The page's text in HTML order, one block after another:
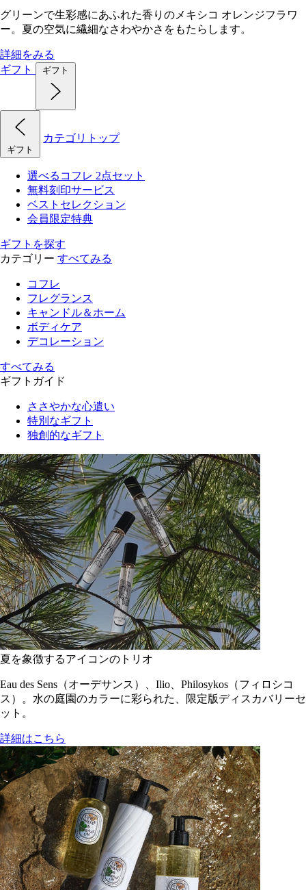
グリーンで生彩感にあふれた香りのメキシコ オレンジフラワ
ー。夏の空気に繊細なさわやかさをもたらします。
詳細をみる
ギフト
ギフト
ギフト
カテゴリトップ
選べるコフレ 2点セット
無料刻印サービス
ベストセレクション
会員限定特典
ギフトを探す
カテゴリー すべてみる
コフレ
フレグランス
キャンドル＆ホーム
ボディケア
デコレーション
すべてみる
ギフトガイド
ささやかな心遣い
特別なギフト
独創的なギフト
夏を象徴するアイコンのトリオ
Eau des Sens（オーデサンス）、Ilio、Philosykos（フィロシコ
ス）。水の庭園のカラーに彩られた、限定版ディスカバリーセ
ット。
詳細はこちら